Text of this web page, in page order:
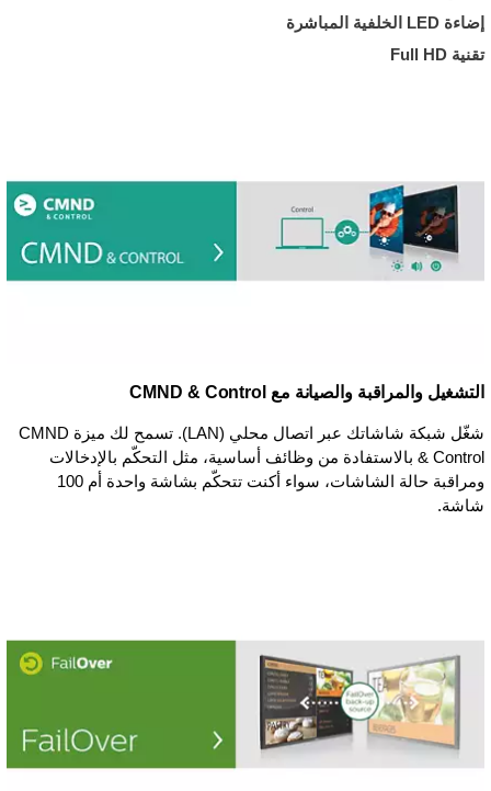
إضاءة LED الخلفية المباشرة
تقنية Full HD
التشغيل والمراقبة والصيانة مع CMND & Control
شغّل شبكة شاشاتك عبر اتصال محلي (LAN). تسمح لك ميزة CMND
& Control بالاستفادة من وظائف أساسية، مثل التحكّم بالإدخالات
ومراقبة حالة الشاشات، سواء أكنت تتحكّم بشاشة واحدة أم 100
شاشة.